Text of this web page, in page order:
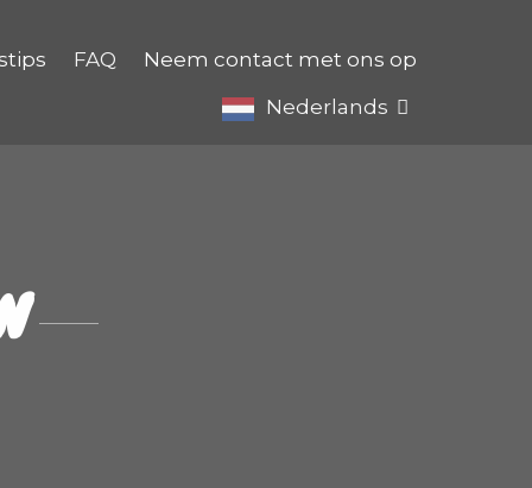
FAQ
Neem contact met ons op
Nederlands